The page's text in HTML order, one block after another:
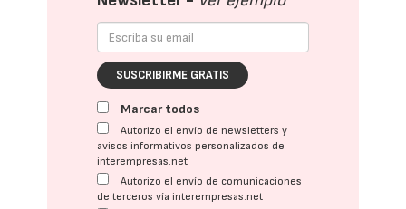
SUSCRIBIRME GRATIS
Marcar todos
Autorizo el envío de newsletters y
avisos informativos personalizados de
interempresas.net
Autorizo el envío de comunicaciones
de terceros vía interempresas.net